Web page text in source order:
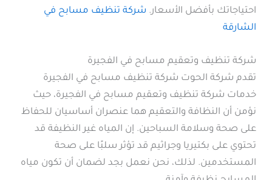
احتياجاتك بأفضل الأسعار. شركة تنظيف مسابح في
الشارقة
شركة تنظيف وتعقيم مسابح في الفجيرة
تقدم شركة الحوت شركة تنظيف مسابح في الفجيرة
خدمات شركة تنظيف وتعقيم مسابح في الفجيرة، حيث
نؤمن أن النظافة والتعقيم هما عنصران أساسيان للحفاظ
على صحة وسلامة السباحين. إن المياه غير النظيفة قد
تحتوي على بكتيريا وجراثيم قد تؤثر سلبًا على صحة
المستخدمين. لذلك، نحن نعمل بجد لضمان أن تكون مياه